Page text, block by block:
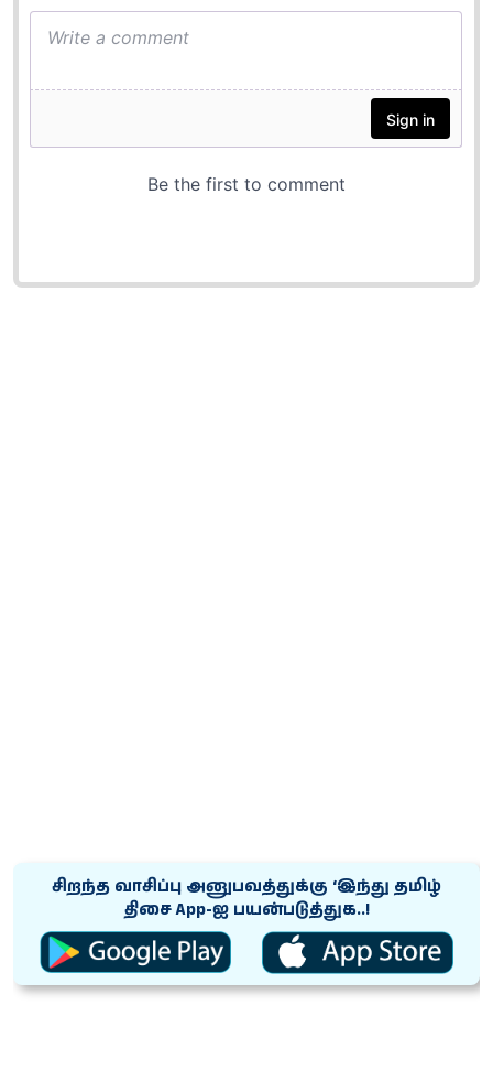
சிறந்த வாசிப்பு அனுபவத்துக்கு ‘இந்து தமிழ்
திசை App-ஐ பயன்படுத்துக..!